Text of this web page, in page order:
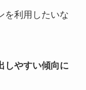
を利用したいな
しやすい傾向に